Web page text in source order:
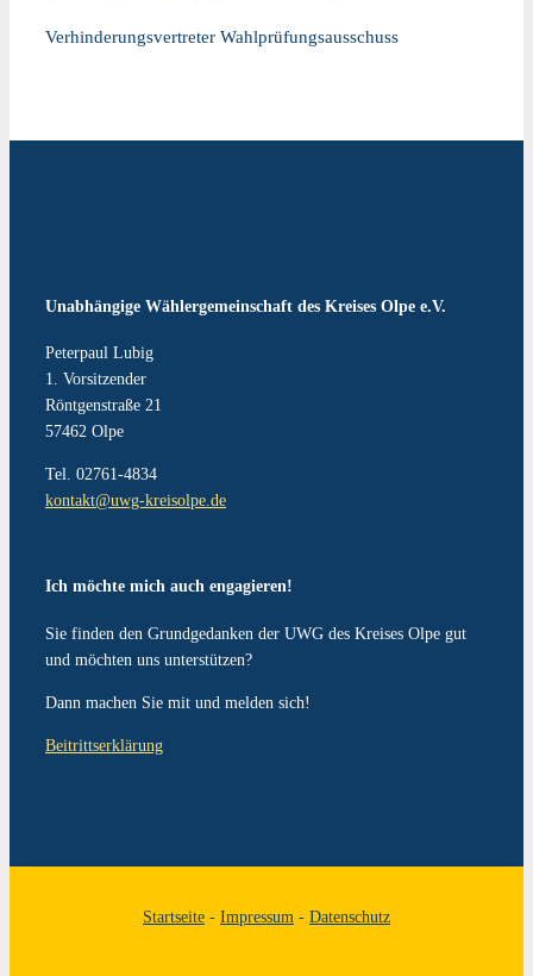
Verhinderungsvertreter Wahlprüfungsausschuss
Unabhängige Wählergemeinschaft des Kreises Olpe e.V.
Peterpaul Lubig
1. Vorsitzender
Röntgenstraße 21
57462 Olpe
Tel. 02761-4834
kontakt@uwg-kreisolpe.de
Ich möchte mich auch engagieren!
Sie finden den Grundgedanken der UWG des Kreises Olpe gut
und möchten uns unterstützen?
Dann machen Sie mit und melden sich!
Beitrittserklärung
Startseite - Impressum - Datenschutz